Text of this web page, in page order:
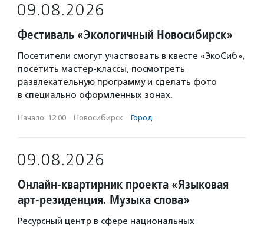
09.08.2026
Фестиваль «Экологичный Новосибирск»
Посетители смогут участвовать в квесте «ЭкоСиб»,
посетить мастер-классы, посмотреть
развлекательную программу и сделать фото
в специально оформленных зонах.
Начало: 12:00 · Новосибирск · Город
09.08.2026
Онлайн-квартирник проекта «Языковая
арт-резиденция. Музыка слова»
Ресурсный центр в сфере национальных